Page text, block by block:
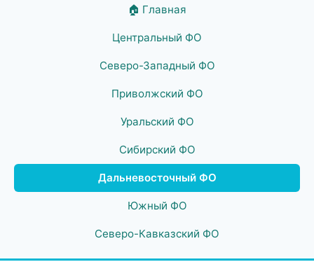
🏠 Главная
Центральный ФО
Северо-Западный ФО
Приволжский ФО
Уральский ФО
Сибирский ФО
Дальневосточный ФО
Южный ФО
Северо-Кавказский ФО